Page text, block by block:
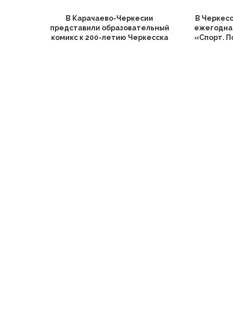
В Карачаево-Черкесии
представили образовательный
комикс к 200-летию Черкесска
В
«Спорт.